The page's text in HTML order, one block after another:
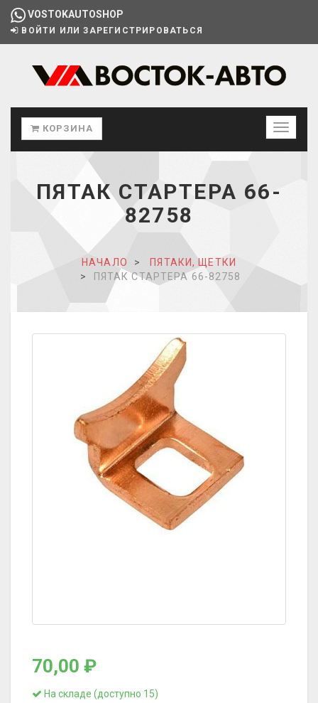
VOSTOKAUTOSHOP
ВОЙТИ ИЛИ ЗАРЕГИСТРИРОВАТЬСЯ
КОРЗИНА
ПЯТАК СТАРТЕРА 66-
82758
НАЧАЛО
ПЯТАКИ, ЩЕТКИ
ПЯТАК СТАРТЕРА 66-82758
70,00 ₽
На складе (доступно 15)